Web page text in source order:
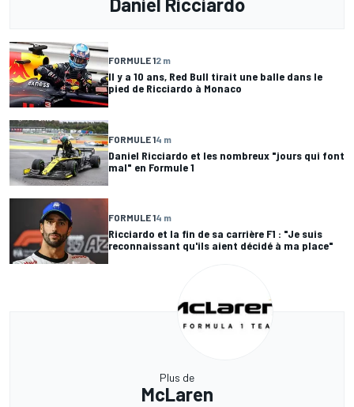
FORMULE 12 m
Il y a 10 ans, Red Bull tirait une balle dans le
pied de Ricciardo à Monaco
FORMULE 14 m
Daniel Ricciardo et les nombreux "jours qui font
mal" en Formule 1
FORMULE 14 m
Ricciardo et la fin de sa carrière F1 : "Je suis
reconnaissant qu'ils aient décidé à ma place"
Plus de
McLaren